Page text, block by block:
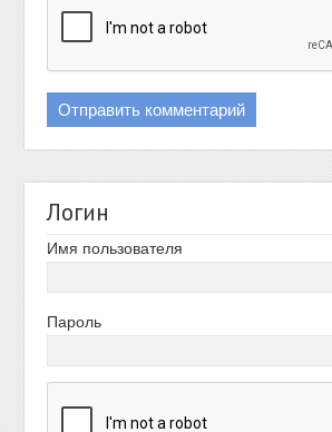
Логин
Имя пользователя
Пароль